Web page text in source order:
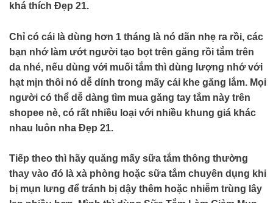
khá thích Đẹp 21.
Chỉ có cái là dùng hơn 1 tháng là nó dãn nhẹ ra rồi, các
bạn nhớ làm ướt người tạo bọt trên găng rồi tắm trên
da nhé, nếu dùng với muối tắm thì dùng lượng nhớ với
hạt mịn thôi nó dễ dính trong mấy cái khe găng lắm. Mọi
người có thể dễ dàng tìm mua găng tay tắm này trên
shopee nè, có rất nhiều loại với nhiều khung giá khác
nhau luôn nha Đẹp 21.
Tiếp theo thì hãy quăng mấy sữa tắm thông thường
thay vào đó là xà phòng hoặc sữa tắm chuyên dụng khi
bị mụn lưng để tránh bị dậy thêm hoặc nhiễm trùng lây